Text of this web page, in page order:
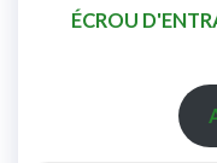
ÉCROU